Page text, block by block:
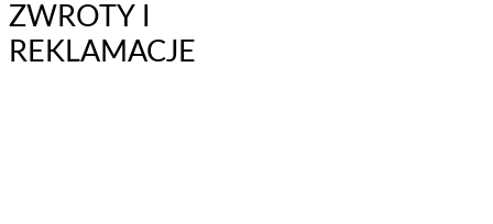
ZWROTY I
REKLAMACJE